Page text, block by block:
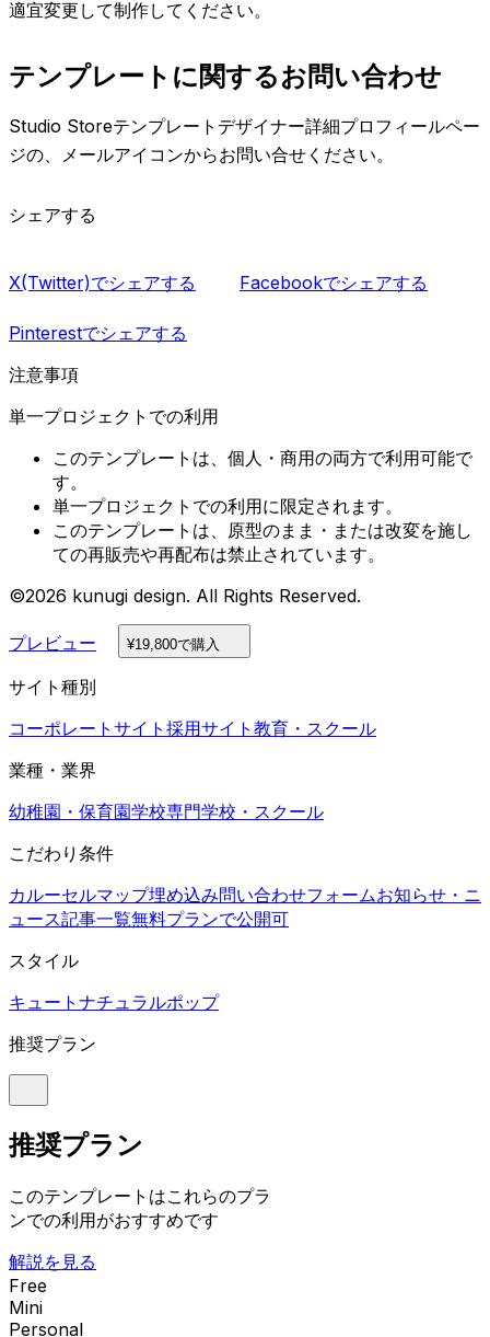
適宜変更して制作してください。
テンプレートに関するお問い合わせ
Studio Storeテンプレートデザイナー詳細プロフィールペー
ジの、メールアイコンからお問い合せください。
シェアする
X(Twitter)でシェアする Facebookでシェアする
Pinterestでシェアする
注意事項
単一プロジェクトでの利用
このテンプレートは、個人・商用の両方で利用可能で
す。
単一プロジェクトでの利用に限定されます。
このテンプレートは、原型のまま・または改変を施し
ての再販売や再配布は禁止されています。
©2026 kunugi design. All Rights Reserved.
プレビュー ¥19,800で購入
サイト種別
コーポレートサイト 採用サイト 教育・スクール
業種・業界
幼稚園・保育園学校専門学校・スクール
こだわり条件
カルーセルマップ埋め込み問い合わせフォームお知らせ・ニ
ュース記事一覧無料プランで公開可
スタイル
キュート ナチュラルポップ
推奨プラン
推奨プラン
このテンプレートはこれらのプラ
ンでの利用がおすすめです
解説を見る
Free
Mini
Personal